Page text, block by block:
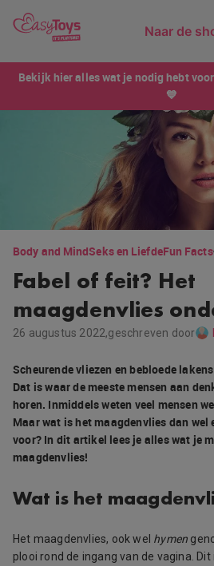
Naar de
Bekijk hier alles wat je nodig hebt
💙
Body and MindSeks en LiefdeFun Facts
Fabel of feit? Het
maagdenvlies
26 augustus 2022,geschreven door
Scheurende vliezen en bebloede
Dat is waar de meeste mensen aan
horen. Inmiddels weten veel mensen
Maar wat is het maagdenvlies dan wel
voor? In dit artikel lees je alles wat je
maagdenvlies!
Wat is het
Het maagdenvlies, ook wel hymen
plooi rond de ingang van de vagina. Dit